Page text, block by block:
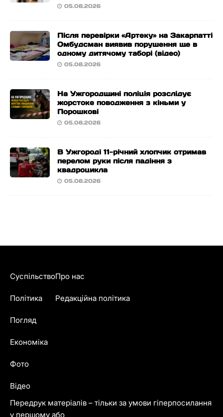
05.08.2026
Після перевірки «Артеку» на Закарпатті
Омбудсман виявив порушення ще в
одному дитячому таборі (відео)
05.08.2026
На Ужгородщині поліція розслідує
жорстоке поводження з кіньми у
Порошкові
05.08.2026
В Ужгороді 11-річний хлопчик отримав
перелом руки після падіння з
квадроцикла
05.08.2026
Передрук матеріалів – тільки за умови гіперпосилання
у першому або
Суспільство
Політика
Погляд
Економіка
Фото
Відео
Про нас
Редакційна політика